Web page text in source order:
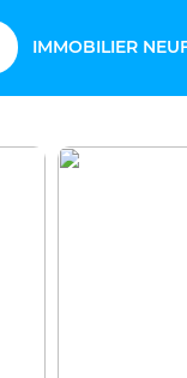
IMMOBILIER